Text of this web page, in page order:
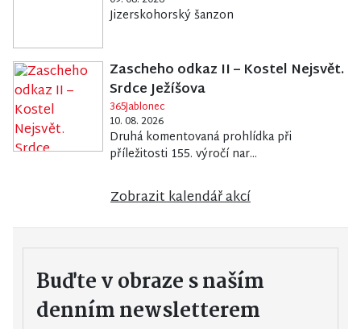
Jizerskohorský šanzon
Zascheho odkaz II – Kostel Nejsvět.
Srdce Ježíšova
365Jablonec
10. 08. 2026
Druhá komentovaná prohlídka při
příležitosti 155. výročí nar...
Zobrazit kalendář akcí
Buďte v obraze s naším
denním newsletterem